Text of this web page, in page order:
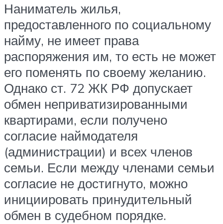
Наниматель жилья,
предоставленного по социальному
найму, не имеет права
распоряжения им, то есть не может
его поменять по своему желанию.
Однако ст. 72 ЖК РФ допускает
обмен неприватизированными
квартирами, если получено
согласие наймодателя
(администрации) и всех членов
семьи. Если между членами семьи
согласие не достигнуто, можно
инициировать принудительный
обмен в судебном порядке.